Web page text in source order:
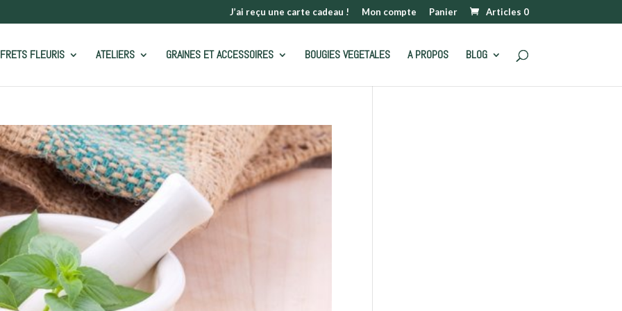
J’ai reçu une carte cadeau ! Mon compte Panier Articles 0
FLEURIS ATELIERS GRAINES ET ACCESSOIRES BOUGIES VEGETALES A PROPOS BLOG